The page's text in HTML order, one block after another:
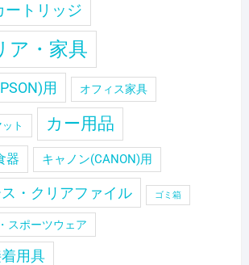
ートリッジ
ア・家具
用 オフィス家具
ト カー用品
器 キャノン(CANON)用
・クリアファイル ゴミ箱
スポーツウェア
用具